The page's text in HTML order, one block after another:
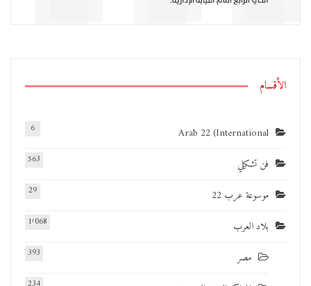
الأقسام
Arab 22 (International
6
فن تشكيلي 563
موسوعة عرب 22 29
بلاد العرب 1٬068
مصر 393